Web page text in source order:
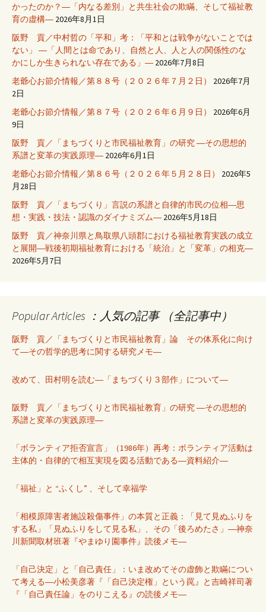
かったのか？―「内なる差別」と共生社会の欺瞞、そして福祉教
育の虚構― 2026年8月1日
阪野 貢／中村哲の「平和」考：「平和とは戦争がないことでは
ない」 ―「人間とは命であり、自然と人、人と人の関係性のな
かにしか生きられない存在である」― 2026年7月8日
老爺心お節介情報／第８８号（２０２６年７月２日）
2026年7月
2日
老爺心お節介情報／第８７号（２０２６年６月９日）
2026年6月
9日
阪野 貢／「まちづくりと市民福祉教育」の研究 ―その思想的
系譜と変革の実践原理― 2026年6月1日
老爺心お節介情報／第８６号（２０２６年５月２８日）
2026年5
月28日
阪野 貢／「まちづくり」言説の系譜と自律的市民の位相―思
想・実践・技法・認識のダイナミズム― 2026年5月18日
阪野 貢／神奈川県と鳥取県八頭郡における福祉教育実践の成立
と展開―戦後初期福祉教育における「統治」と「変革」の相克―
2026年5月7日
Popular Articles ：人気の記事 （全記事中）
阪野 貢／「まちづくりと市民福祉教育」論 その体系化に向け
て―その哲学的思考に関する研究メモ―
改めて、田村明を読む―「まちづくり３部作」について―
阪野 貢／「まちづくりと市民福祉教育」の研究 ―その思想的
系譜と変革の実践原理―
「ボランティア拒否宣言」（1986年）再考：ボランティア活動は
主体的・自律的で相互実現を図る活動である―資料紹介―
「福祉」と “ふくし” 、そして幸福学
「相模原障害者施設殺傷事件」の本質と正義：「見て見ぬふりを
する私」「見ぬふりをして見る私」、その「後ろめたさ」―神奈
川新聞取材班著『やまゆり園事件』読後メモ―
「自己決定」と「自己責任」：いま改めてその虚飾と欺瞞につい
て考える―小松美彦著『「自己決定権」という罠』と吉崎祥司著
『「自己責任論」をのりこえる』の読後メモ―